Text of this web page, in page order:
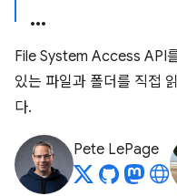
File System Access API
있는 파일과 폴더를 직접
다.
Pete LePage